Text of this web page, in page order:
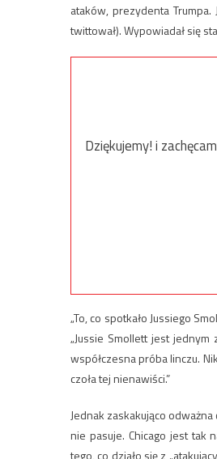
ataków, prezydenta
twittował). Wypowiadał się
Dziękujemy! i
„To, co spotkało Jussiego
„Jussie Smollett jest
współczesna próba linczu.
czoła tej nienawiści.”
Jednak zaskakująco
nie pasuje. Chicago jest tak
tego, co działo się z